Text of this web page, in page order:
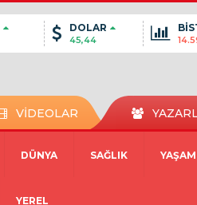
DOLAR
45,44
VİDEOLAR
DÜNYA SAĞLIK YAŞAM
YEREL